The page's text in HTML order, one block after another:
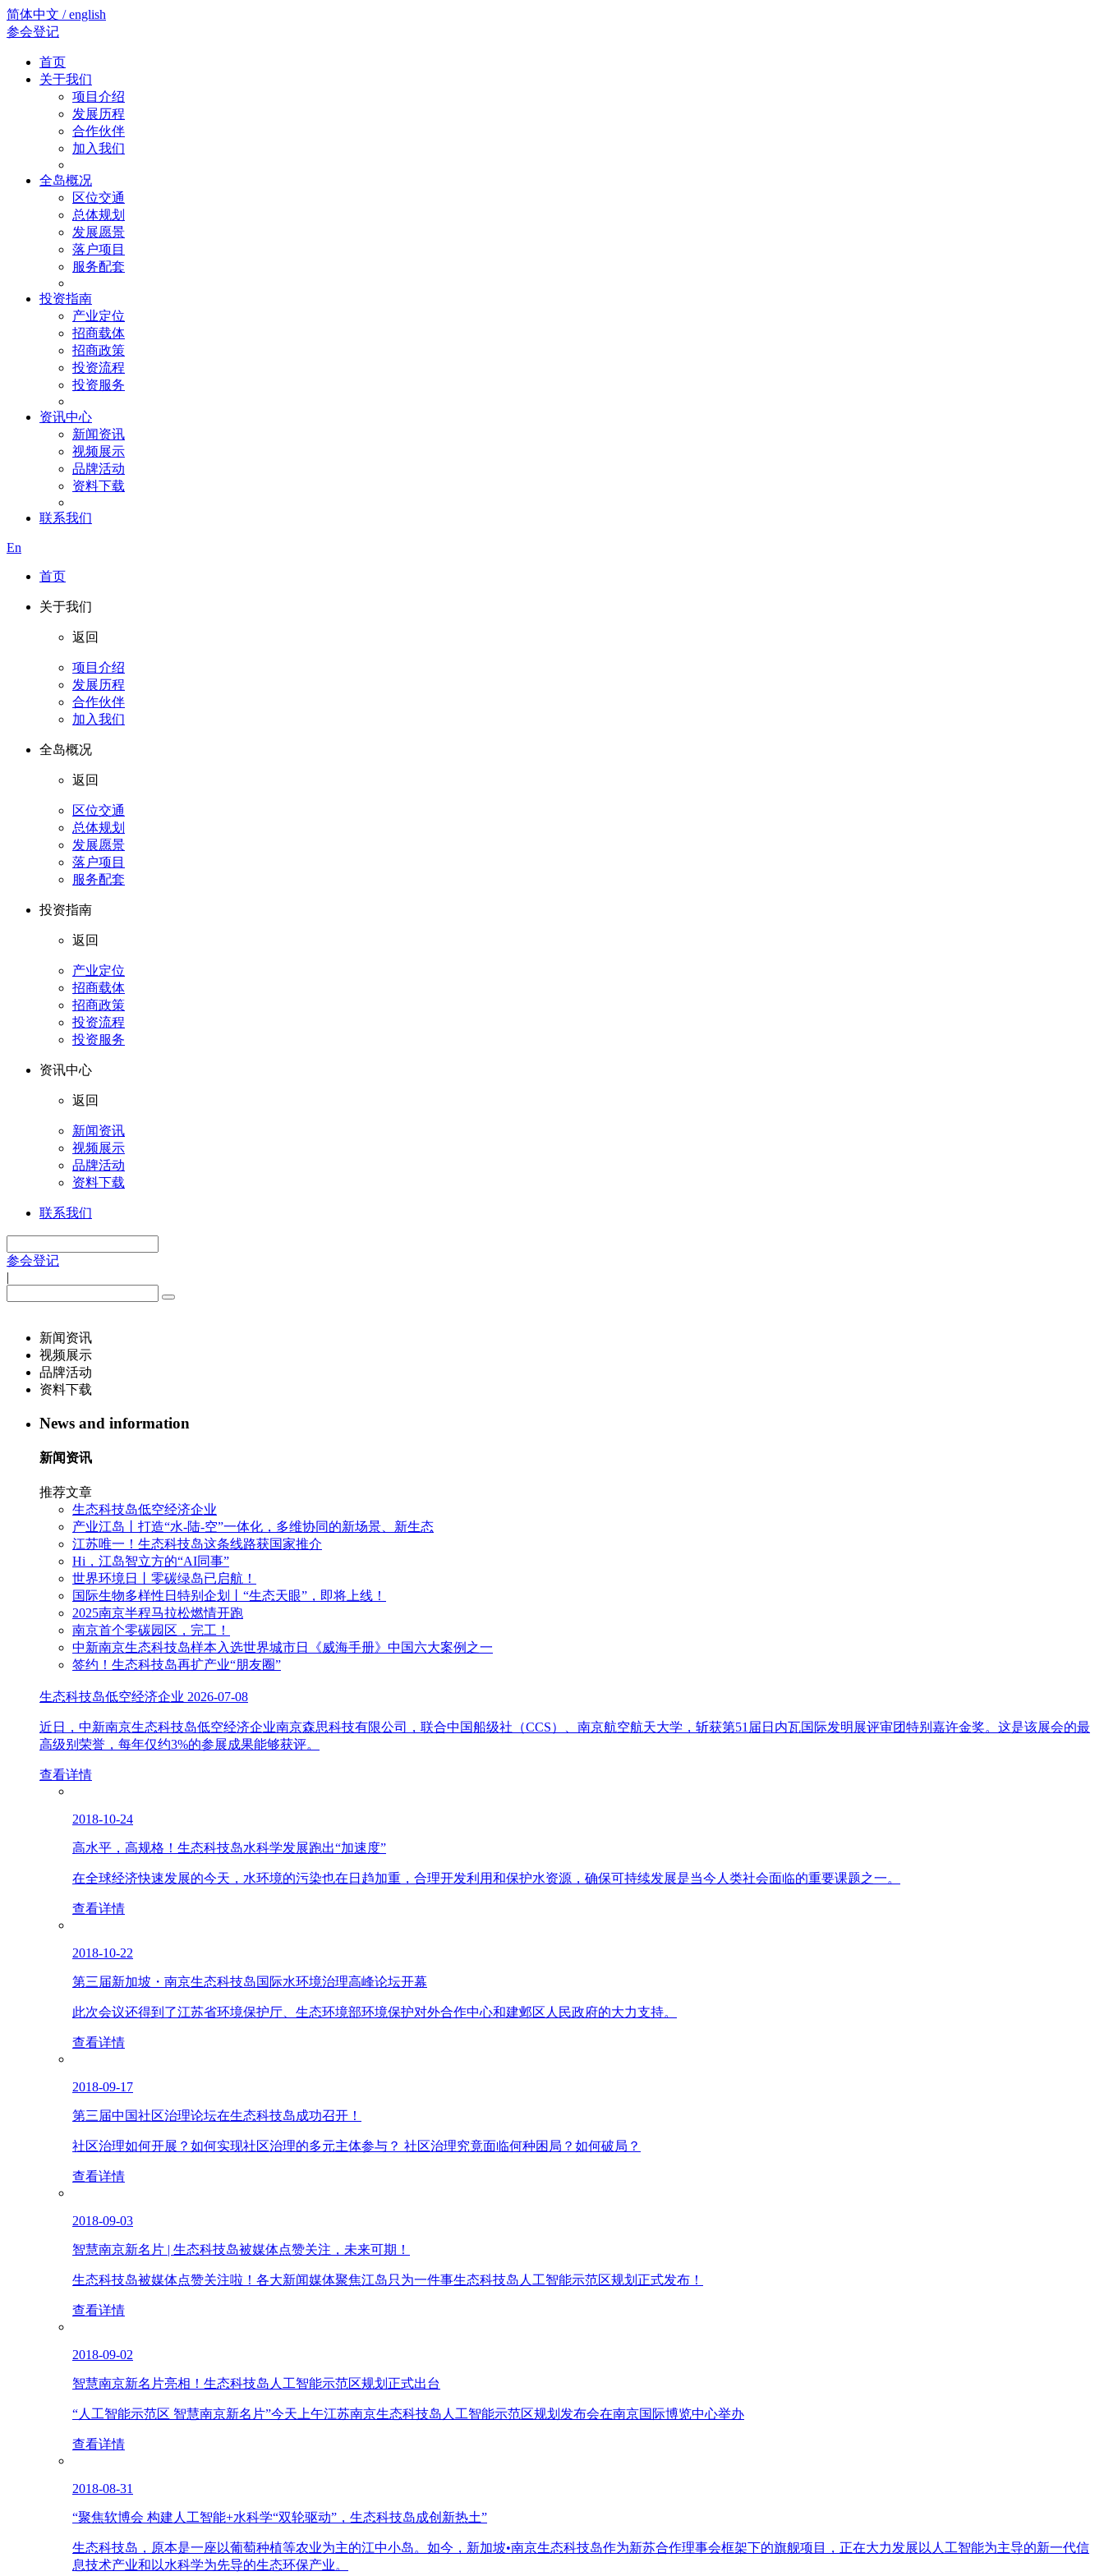
简体中文 / english
参会登记
首页
关于我们
项目介绍
发展历程
合作伙伴
加入我们
全岛概况
区位交通
总体规划
发展愿景
落户项目
服务配套
投资指南
产业定位
招商载体
招商政策
投资流程
投资服务
资讯中心
新闻资讯
视频展示
品牌活动
资料下载
联系我们
En
首页
关于我们
返回
项目介绍
发展历程
合作伙伴
加入我们
全岛概况
返回
区位交通
总体规划
发展愿景
落户项目
服务配套
投资指南
返回
产业定位
招商载体
招商政策
投资流程
投资服务
资讯中心
返回
新闻资讯
视频展示
品牌活动
资料下载
联系我们
参会登记
|
新闻资讯
视频展示
品牌活动
资料下载
News and information
新闻资讯
推荐文章
生态科技岛低空经济企业
产业江岛丨打造“水-陆-空”一体化，多维协同的新场景、新生态
江苏唯一！生态科技岛这条线路获国家推介
Hi，江岛智立方的“AI同事”
世界环境日丨零碳绿岛已启航！
国际生物多样性日特别企划丨“生态天眼”，即将上线！
2025南京半程马拉松燃情开跑
南京首个零碳园区，完工！
中新南京生态科技岛样本入选世界城市日《威海手册》中国六大案例之一
签约！生态科技岛再扩产业“朋友圈”
生态科技岛低空经济企业 2026-07-08
近日，中新南京生态科技岛低空经济企业南京森思科技有限公司，联合中国船级社（CCS）、南京航空航天大学，斩获第51届日内瓦国际发明展评审团特别嘉许金奖。这是该展会的最
高级别荣誉，每年仅约3%的参展成果能够获评。
查看详情
2018-10-24
高水平，高规格！生态科技岛水科学发展跑出“加速度”
在全球经济快速发展的今天，水环境的污染也在日趋加重，合理开发利用和保护水资源，确保可持续发展是当今人类社会面临的重要课题之一。
查看详情
2018-10-22
第三届新加坡・南京生态科技岛国际水环境治理高峰论坛开幕
此次会议还得到了江苏省环境保护厅、生态环境部环境保护对外合作中心和建邺区人民政府的大力支持。
查看详情
2018-09-17
第三届中国社区治理论坛在生态科技岛成功召开！
社区治理如何开展？如何实现社区治理的多元主体参与？ 社区治理究竟面临何种困局？如何破局？
查看详情
2018-09-03
智慧南京新名片 | 生态科技岛被媒体点赞关注，未来可期！
生态科技岛被媒体点赞关注啦！各大新闻媒体聚焦江岛只为一件事生态科技岛人工智能示范区规划正式发布！
查看详情
2018-09-02
智慧南京新名片亮相！生态科技岛人工智能示范区规划正式出台
“人工智能示范区 智慧南京新名片”今天上午江苏南京生态科技岛人工智能示范区规划发布会在南京国际博览中心举办
查看详情
2018-08-31
“聚焦软博会 构建人工智能+水科学“双轮驱动”，生态科技岛成创新热土”
生态科技岛，原本是一座以葡萄种植等农业为主的江中小岛。如今，新加坡•南京生态科技岛作为新苏合作理事会框架下的旗舰项目，正在大力发展以人工智能为主导的新一代信
息技术产业和以水科学为先导的生态环保产业。